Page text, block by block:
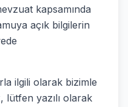
kapsamında
açık bilgilerin
ilgili olarak bizimle
lütfen yazılı olarak